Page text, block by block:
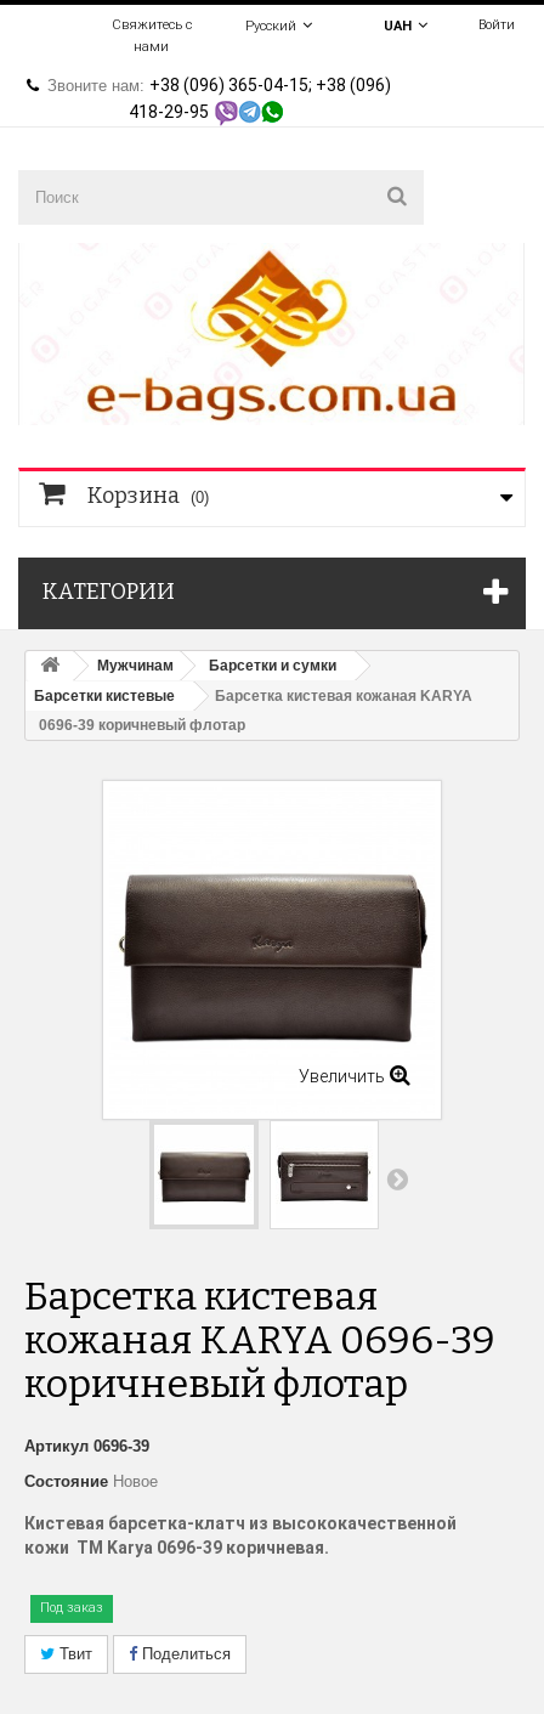
Войти
UAH
Русский
Свяжитесь с
нами
Звоните нам: +38 (096) 365-04-15; +38 (096)
418-29-95
Корзина (0)
КАТЕГОРИИ
Мужчинам
Барсетки и сумки
Барсетки кистевые
Барсетка кистевая кожаная KARYA
0696-39 коричневый флотар
Увеличить
Барсетка кистевая
кожаная KARYA 0696-39
коричневый флотар
Артикул 0696-39
Состояние Новое
Кистевая барсетка-клатч из высококачественной
кожи ТМ Karya 0696-39 коричневая.
Под заказ
Твит Поделиться